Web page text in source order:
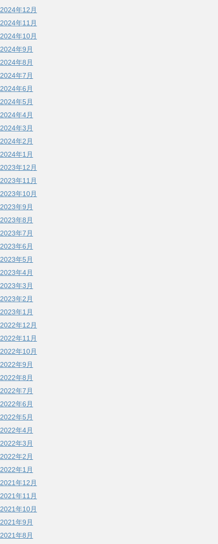
2024年12月
2024年11月
2024年10月
2024年9月
2024年8月
2024年7月
2024年6月
2024年5月
2024年4月
2024年3月
2024年2月
2024年1月
2023年12月
2023年11月
2023年10月
2023年9月
2023年8月
2023年7月
2023年6月
2023年5月
2023年4月
2023年3月
2023年2月
2023年1月
2022年12月
2022年11月
2022年10月
2022年9月
2022年8月
2022年7月
2022年6月
2022年5月
2022年4月
2022年3月
2022年2月
2022年1月
2021年12月
2021年11月
2021年10月
2021年9月
2021年8月